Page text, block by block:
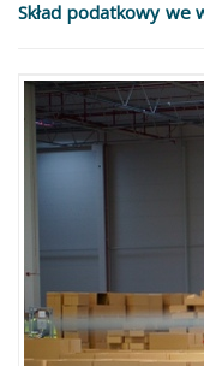
Skład podatkowy we